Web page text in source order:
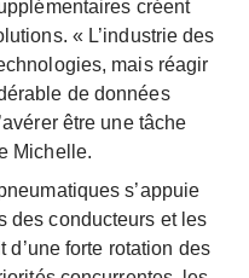
créent
« L’industrie des
mais réagir
de données
être une tâche
Michelle.
s’appuie
des conducteurs et les
forte rotation des